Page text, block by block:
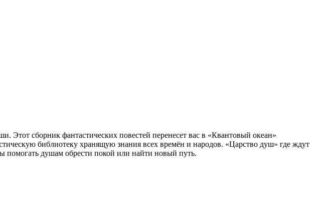
Этот сборник фантастических повестей перенесет вас в «Квантовый океан»
библиотеку хранящую знания всех времён и народов. «Царство душ» где ждут
помогать душам обрести покой или найти новый путь.